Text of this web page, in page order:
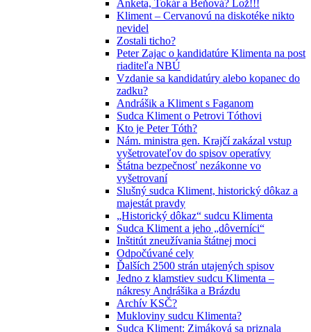
Anketa, Tokár a Beňová? Lož!!!
Kliment – Cervanovú na diskotéke nikto
nevidel
Zostali ticho?
Peter Zajac o kandidatúre Klimenta na post
riaditeľa NBÚ
Vzdanie sa kandidatúry alebo kopanec do
zadku?
Andrášik a Kliment s Faganom
Sudca Kliment o Petrovi Tóthovi
Kto je Peter Tóth?
Nám. ministra gen. Krajčí zakázal vstup
vyšetrovateľov do spisov operatívy
Štátna bezpečnosť nezákonne vo
vyšetrovaní
Slušný sudca Kliment, historický dôkaz a
majestát pravdy
„Historický dôkaz“ sudcu Klimenta
Sudca Kliment a jeho „dôverníci“
Inštitút zneužívania štátnej moci
Odpočúvané cely
Ďalších 2500 strán utajených spisov
Jedno z klamstiev sudcu Klimenta –
nákresy Andrášika a Brázdu
Archív KSČ?
Mukloviny sudcu Klimenta?
Sudca Kliment: Zimáková sa priznala